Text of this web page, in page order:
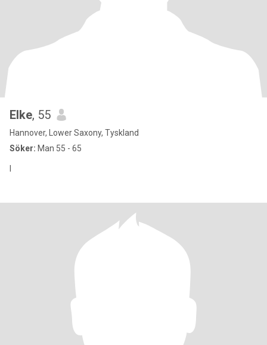
Elke, 55
Hannover, Lower Saxony, Tyskland
Söker: Man 55 - 65